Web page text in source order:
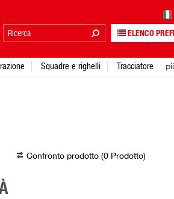
Confronto prodotto (0 Prodotto)
ELENCO
Squadre e righelli Tracciatore